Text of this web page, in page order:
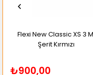
Flexi New Classic XS 3 Mt
Şerit Kırmızı
₺900,00